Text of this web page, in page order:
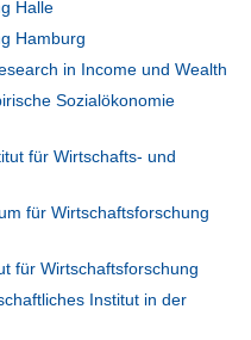
Halle
Hamburg
in Income und Wealth
Sozialökonomie
für Wirtschafts- und
für Wirtschaftsforschung
für Wirtschaftsforschung
Institut in der